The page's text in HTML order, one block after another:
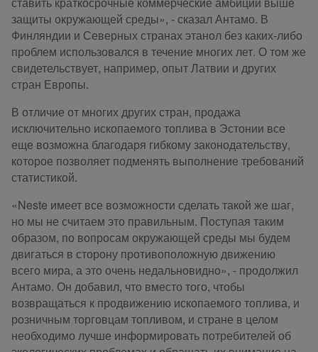
защиты окружающей среды», - сказал Антамо. В
Финляндии и Северных странах этанол без каких-либо
проблем использовался в течение многих лет. О том же
свидетельствует, например, опыт Латвии и других
стран Европы.
В отличие от многих других стран, продажа
исключительно ископаемого топлива в Эстонии все
еще возможна благодаря гибкому законодательству,
которое позволяет подменять выполнение требований
статистикой.
«Neste имеет все возможности сделать такой же шаг,
но мы не считаем это правильным. Поступая таким
образом, по вопросам окружающей среды мы будем
двигаться в сторону противоположную движению
всего мира, а это очень недальновидно», - продолжил
Антамо. Он добавил, что вместо того, чтобы
возвращаться к продвижению ископаемого топлива, и
розничным торговцам топливом, и стране в целом
необходимо лучше информировать потребителей об